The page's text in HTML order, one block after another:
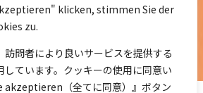
klicken, stimmen Sie der
zu.
訪問者により良いサービスを提供する
しています。クッキーの使用に同意い
akzeptieren（全てに同意）』ボタン